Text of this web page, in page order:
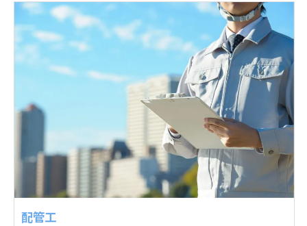
配管工